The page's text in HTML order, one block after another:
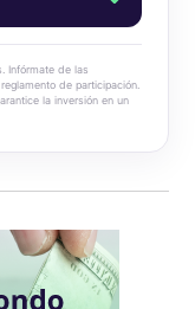
Infórmate de las
de participación.
la inversión en un